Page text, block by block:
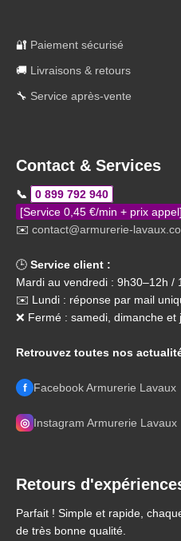
🔐 Paiement sécurisé
🚚 Livraisons & retours
🔧 Service après-vente
Contact & Services
📞
0 899 792 940
[Service 0,45 €/min + prix appel]
✉️ contact@armurerie-
🕒 Service client :
Mardi au vendredi : 9h30–12h /
✉️ Lundi : réponse par mail
❌ Fermé : samedi, dimanche et
Retrouvez toutes nos
f Facebook Armurerie Lavaux
◎ Instagram Armurerie Lavaux
Retours
Parfait ! Simple et rapide,
de très bonne qualité.